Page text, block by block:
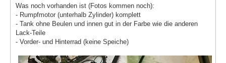
Was noch vorhanden ist (Fotos kommen noch):
- Rumpfmotor (unterhalb Zylinder) komplett
- Tank ohne Beulen und innen gut in der Farbe wie die anderen
Lack-Teile
- Vorder- und Hinterrad (keine Speiche)